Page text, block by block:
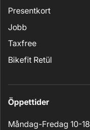
Presentkort
Jobb
Taxfree
Bikefit Retül
Öppettider
Måndag-Fredag 10-18